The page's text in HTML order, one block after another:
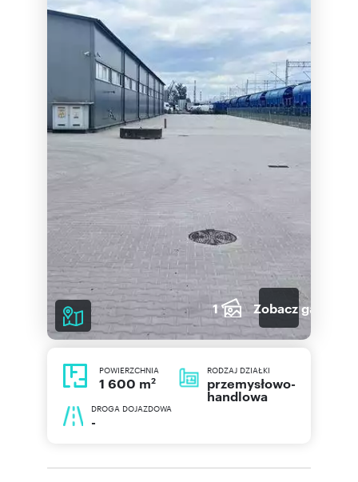
1 Zobacz galerię
POWIERZCHNIA
1 600 m2
RODZAJ DZIAŁKI
przemysłowo-
handlowa
DROGA DOJAZDOWA
-